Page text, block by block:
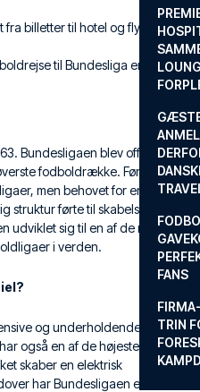
FANS
TRIN
billetter til hotel og fly, så du
til Bundesliga er en
Bundesligaen blev officielt
fodboldrække. Før dette
men behovet for en mere
førte til skabelsen af
udviklet sig til en af de mest
i verden.
og underholdende
også en af de højeste
skaber en elektrisk
har Bundesligaen et stærkt